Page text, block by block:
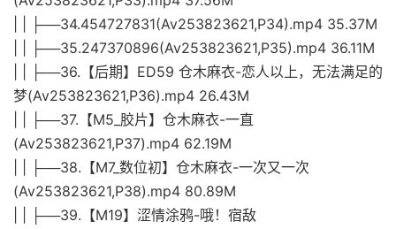
| | ├──34.454727831(Av253823621,P34).mp4 35.37M
| | ├──35.247370896(Av253823621,P35).mp4 36.11M
| | ├──36.【后期】ED59 仓木麻衣-恋人以上，无法满足的
梦(Av253823621,P36).mp4 26.43M
| | ├──37.【M5_胶片】仓木麻衣-一直
(Av253823621,P37).mp4 62.19M
| | ├──38.【M7_数位初】仓木麻衣-一次又一次
(Av253823621,P38).mp4 80.89M
| | ├──39.【M19】涩情涂鸦-哦！宿敌